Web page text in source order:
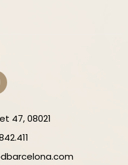
47, 08021